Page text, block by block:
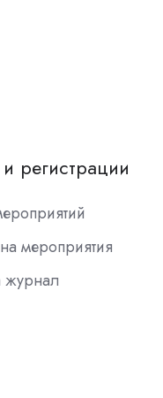
регистрации
мероприятия
журнал